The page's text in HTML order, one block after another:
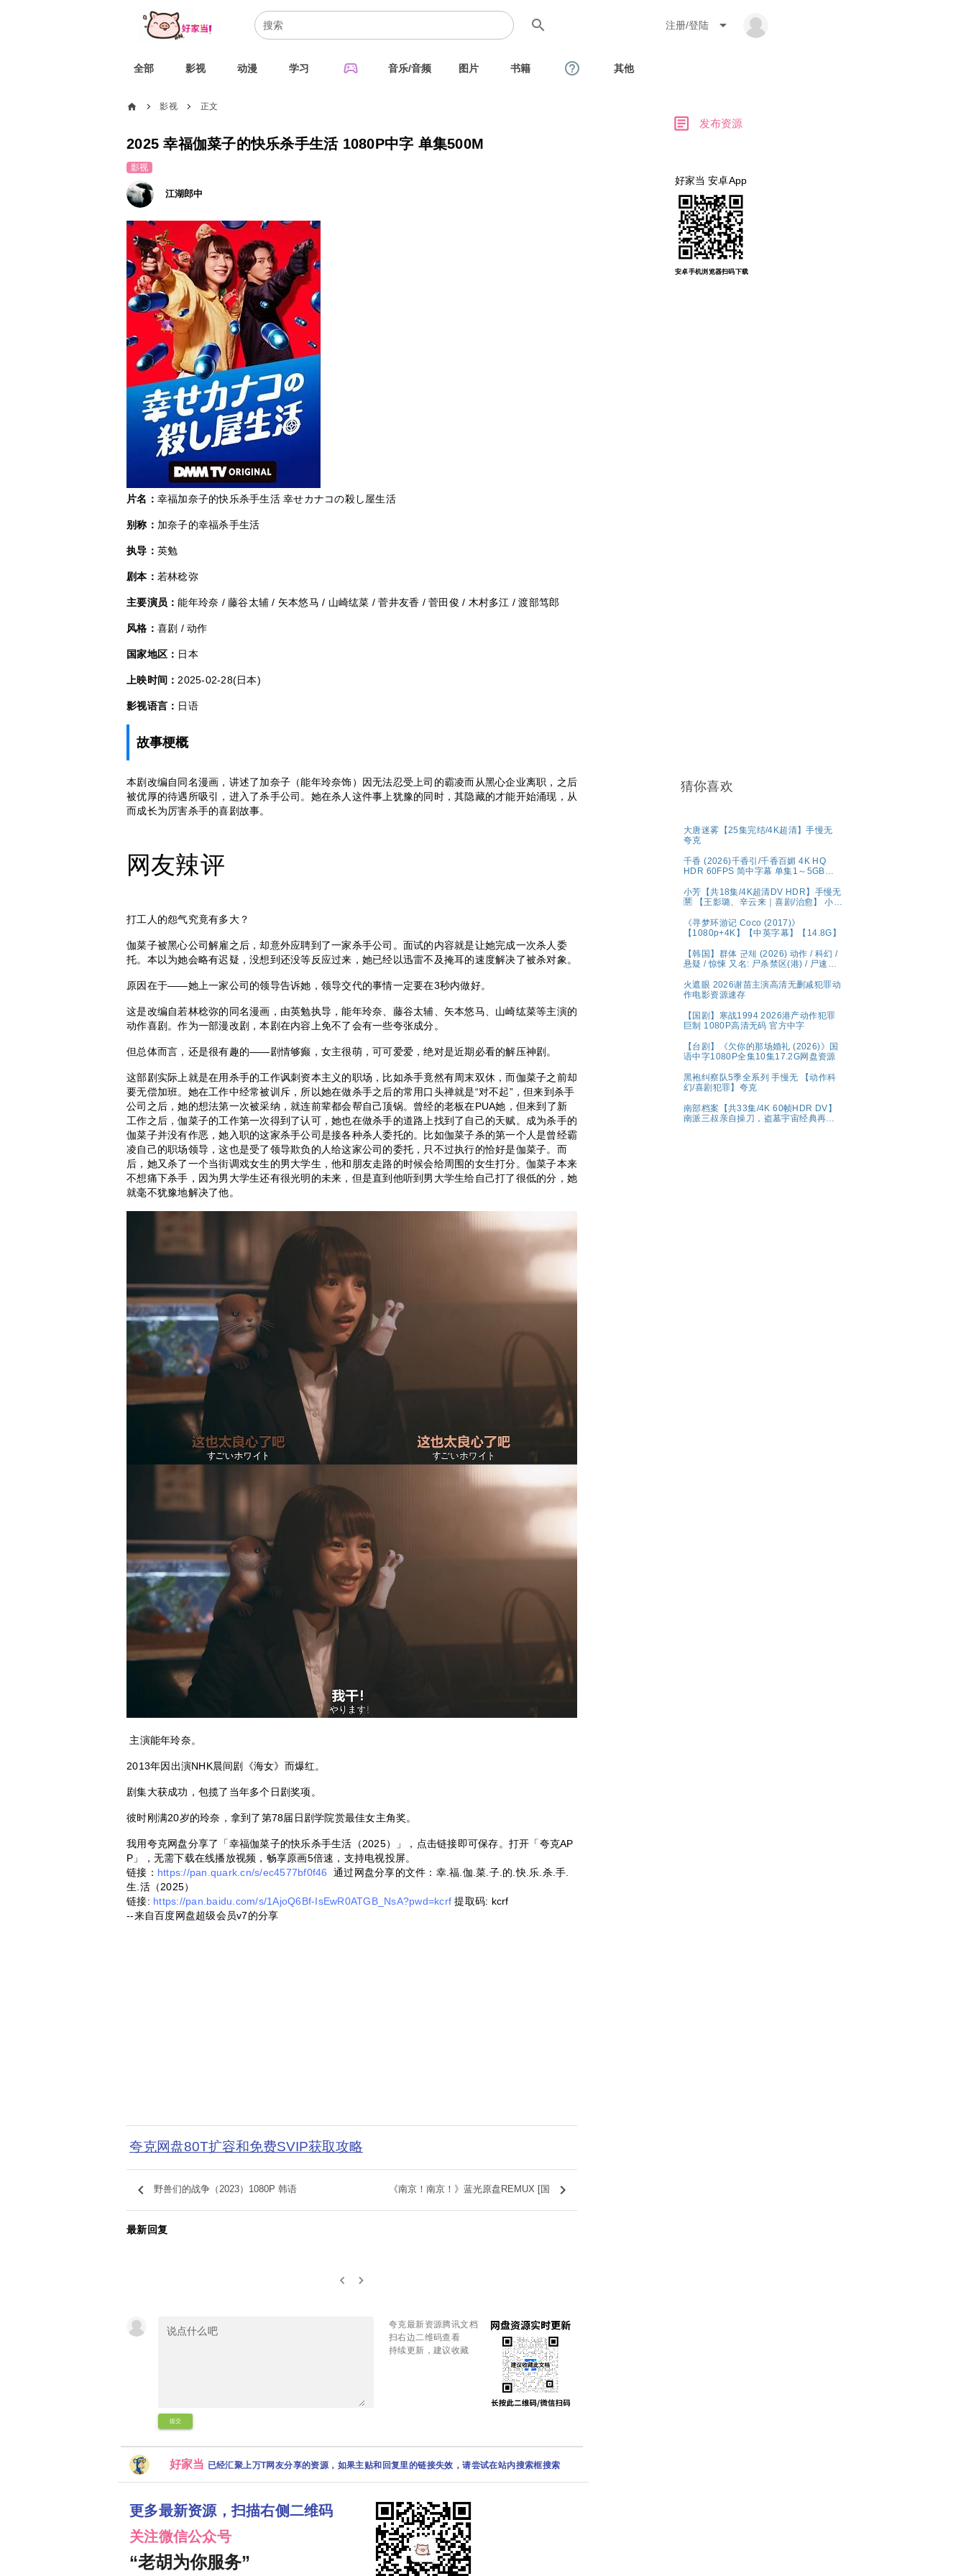
search 注册/登陆 arrow_drop_down
全部 影视 动漫 学习 sports_esports 音乐/音频 图片 书籍 help_outline 其他
home chevron_right 影视 chevron_right 正文
2025 幸福伽菜子的快乐杀手生活 1080P中字 单集500M
影视
江湖郎中
片名： 幸福加奈子的快乐杀手生活 幸せカナコの殺し屋生活
别称： 加奈子的幸福杀手生活
执导： 英勉
剧本： 若林稔弥
主要演员：能年玲奈 / 藤谷太辅 / 矢本悠马 / 山崎纮菜 / 菅井友香 / 菅田俊 / 木村多江 / 渡部笃郎
风格： 喜剧 / 动作
国家地区： 日本
上映时间： 2025-02-28(日本)
影视语言： 日语
故事梗概
本剧改编自同名漫画，讲述了加奈子（能年玲奈饰）因无法忍受上司的霸凌而从黑心企业离职，之后
被优厚的待遇所吸引，进入了杀手公司。她在杀人这件事上犹豫的同时，其隐藏的才能开始涌现，从
而成长为厉害杀手的喜剧故事。
网友辣评
打工人的怨气究竟有多大？
伽菜子被黑心公司解雇之后，却意外应聘到了一家杀手公司。面试的内容就是让她完成一次杀人委
托。本以为她会略有迟疑，没想到还没等反应过来，她已经以迅雷不及掩耳的速度解决了被杀对象。
原因在于——她上一家公司的领导告诉她，领导交代的事情一定要在3秒内做好。
这是改编自若林稔弥的同名漫画，由英勉执导，能年玲奈、藤谷太辅、矢本悠马、山崎纮菜等主演的
动作喜剧。作为一部漫改剧，本剧在内容上免不了会有一些夸张成分。
但总体而言，还是很有趣的——剧情够癫，女主很萌，可可爱爱，绝对是近期必看的解压神剧。
这部剧实际上就是在用杀手的工作讽刺资本主义的职场，比如杀手竟然有周末双休，而伽菜子之前却
要无偿加班。她在工作中经常被训斥，所以她在做杀手之后的常用口头禅就是“对不起”，但来到杀手
公司之后，她的想法第一次被采纳，就连前辈都会帮自己顶锅。曾经的老板在PUA她，但来到了新
工作之后，伽菜子的工作第一次得到了认可，她也在做杀手的道路上找到了自己的天赋。成为杀手的
伽菜子并没有作恶，她入职的这家杀手公司是接各种杀人委托的。比如伽菜子杀的第一个人是曾经霸
凌自己的职场领导，这也是受了领导欺负的人给这家公司的委托，只不过执行的恰好是伽菜子。而
后，她又杀了一个当街调戏女生的男大学生，他和朋友走路的时候会给周围的女生打分。伽菜子本来
不想痛下杀手，因为男大学生还有很光明的未来，但是直到他听到男大学生给自己打了很低的分，她
就毫不犹豫地解决了他。
主演能年玲奈。
2013年因出演NHK晨间剧《海女》而爆红。
剧集大获成功，包揽了当年多个日剧奖项。
彼时刚满20岁的玲奈，拿到了第78届日剧学院赏最佳女主角奖。
我用夸克网盘分享了「幸福伽菜子的快乐杀手生活（2025）」，点击链接即可保存。打开「夸克AP
P」，无需下载在线播放视频，畅享原画5倍速，支持电视投屏。
链接： https://pan.quark.cn/s/ec4577bf0f46 通过网盘分享的文件：幸.福.伽.菜.子.的.快.乐.杀.手.
生.活（2025）
链接: https://pan.baidu.com/s/1AjoQ6Bf-IsEwR0ATGB_NsA?pwd=kcrf 提取码: kcrf
--来自百度网盘超级会员v7的分享
夸克网盘80T扩容和免费SVIP获取攻略
keyboard_arrow_left 野兽们的战争（2023）1080P 韩语 《南京！南京！》蓝光原盘REMUX [国 keyboard_arrow_right
最新回复
keyboard_arrow_left keyboard_arrow_right
提交
夸克最新资源腾讯文档
扫右边二维码查看
持续更新，建议收藏
好家当 已经汇聚上万T网友分享的资源，如果主贴和回复里的链接失效，请尝试在站内搜索框搜索
更多最新资源，扫描右侧二维码
关注微信公众号
“老胡为你服务”
article 发布资源
好家当 安卓App
安卓手机浏览器扫码下载
猜你喜欢
大唐迷雾【25集完结/4K超清】手慢无
夸克
千香 (2026)千香引/千香百媚 4K HQ
HDR 60FPS 简中字幕 单集1～5GB】
小芳【共18集/4K超清DV HDR】手慢无
🈲 【王影璐、辛云来｜喜剧/治愈】 小芳
🥳 带球相亲，啼笑皆非😂 生而自由，活
出潇洒💫 婚姻不是人生的必选项，幸福
《寻梦环游记 Coco (2017)》
【1080p+4K】【中英字幕】【14.8G】
【韩国】群体 군체 (2026) 动作 / 科幻 /
悬疑 / 惊悚 又名: 尸杀禁区(港) / 尸速禁
而被封锁的建筑内，孤立无援的幸存者
们对抗以无法预测形态进化的感染者的
火遮眼 2026谢苗主演高清无删减犯罪动
作电影资源速存
【国剧】寒战1994 2026港产动作犯罪
巨制 1080P高清无码 官方中字
【台剧】《欠你的那场婚礼 (2026)》国
语中字1080P全集10集17.2G网盘资源
黑袍纠察队5季全系列 手慢无 【动作科
幻/喜剧犯罪】夸克
南部档案【共33集/4K 60帧HDR DV】
南派三叔亲自操刀，盗墓宇宙经典再现